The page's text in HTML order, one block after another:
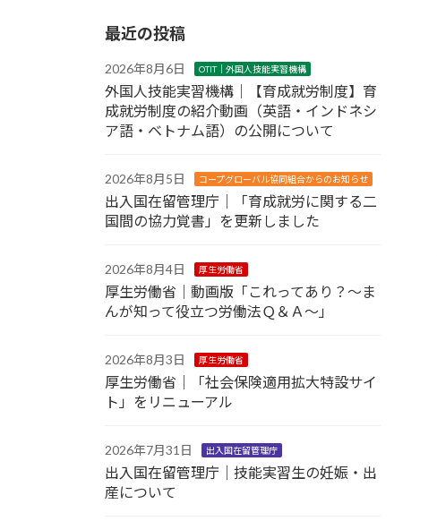
最近の投稿
2026年8月6日 OTIT｜外国人技能実習機構
外国人技能実習機構｜【育成就労制度】育
成就労制度の紹介動画（英語・インドネシ
ア語・ベトナム語）の公開について
2026年8月5日 コープグローバル協同組合からのお知らせ
出入国在留管理庁｜「育成就労に関する二
国間の協力覚書」を更新しました
2026年8月4日 厚生労働省
厚生労働省｜動画版「これってあり？～ま
んが知って役立つ労働法Ｑ＆Ａ～」
2026年8月3日 厚生労働省
厚生労働省｜「社会保険適用拡大特設サイ
ト」をリニューアル
2026年7月31日 出入国在留管理庁
出入国在留管理庁｜技能実習生の妊娠・出
産について